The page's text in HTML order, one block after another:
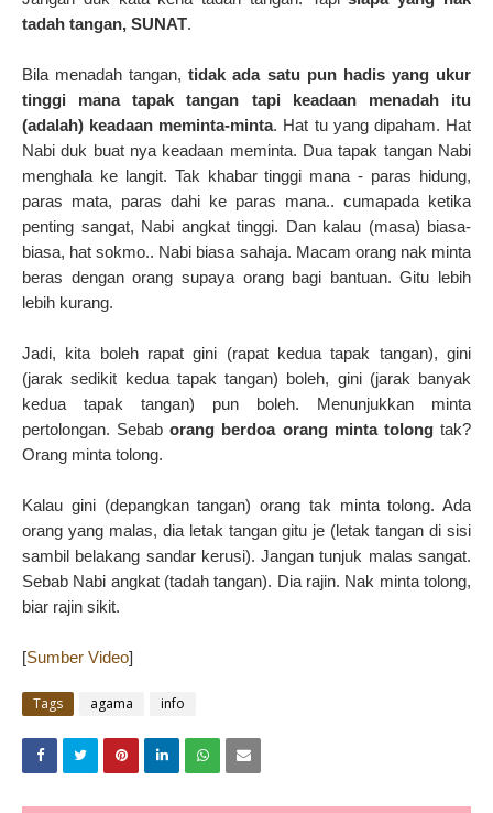
tadah tangan, SUNAT.
Bila menadah tangan,tidak ada satu pun hadis yang ukur
tinggi mana tapak tangan tapi keadaan menadah itu
(adalah) keadaan meminta-minta. Hat tu yang dipaham. Hat
Nabi duk buat nya keadaan meminta. Dua tapak tangan Nabi
menghala ke langit. Tak khabar tinggi mana - paras hidung,
paras mata, paras dahi ke paras mana.. cumapada ketika
penting sangat, Nabi angkat tinggi. Dan kalau (masa) biasa-
biasa, hat sokmo.. Nabi biasa sahaja. Macam orang nak minta
beras dengan orang supaya orang bagi bantuan. Gitu lebih
lebih kurang.
Jadi, kita boleh rapat gini (rapat kedua tapak tangan), gini
(jarak sedikit kedua tapak tangan) boleh, gini (jarak banyak
kedua tapak tangan) pun boleh. Menunjukkan minta
pertolongan. Sebaborang berdoa orang minta tolongtak?
Orang minta tolong.
Kalau gini (depangkan tangan) orang tak minta tolong. Ada
orang yang malas, dia letak tangan gitu je (letak tangan di sisi
sambil belakang sandar kerusi). Jangan tunjuk malas sangat.
Sebab Nabi angkat (tadah tangan). Dia rajin. Nak minta tolong,
biar rajin sikit.
[Sumber Video]
Tags agama info